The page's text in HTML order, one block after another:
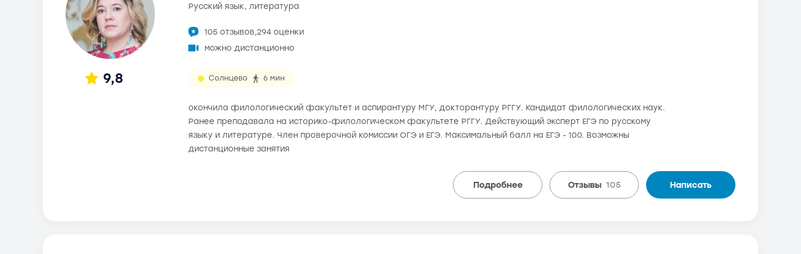
9,8
русский язык, литература
105 отзывов,294 оценки
можно дистанционно
Солнцево 6 мин
окончила филологический факультет и аспирантуру МГУ, докторантуру РГГУ. Кандидат филологических наук.
Ранее преподавала на историко-филологическом факультете РГГУ. Действующий эксперт ЕГЭ по русскому
языку и литературе. Член проверочной комиссии ОГЭ и ЕГЭ. Максимальный балл на ЕГЭ - 100. Возможны
дистанционные занятия
Подробнее Отзывы 105 Написать